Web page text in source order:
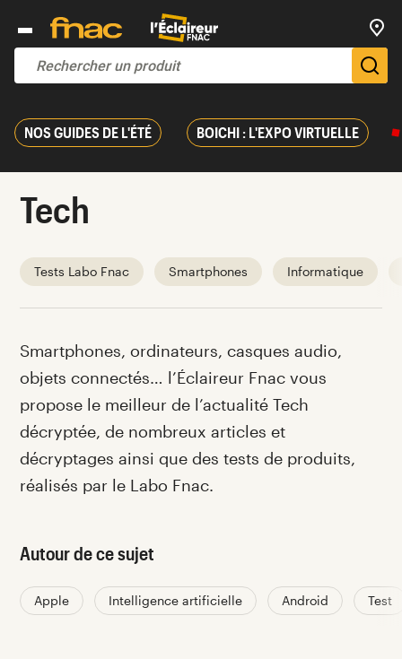
NOS GUIDES DE L'ÉTÉ BOICHI : L'EXPO VIRTUELLE
Tech
Tests Labo Fnac Smartphones Informatique
Introduction
Smartphones, ordinateurs, casques audio,
objets connectés… l’Éclaireur Fnac vous
propose le meilleur de l’actualité Tech
décryptée, de nombreux articles et
décryptages ainsi que des tests de produits,
réalisés par le Labo Fnac.
Autour de ce sujet
Apple Intelligence artificielle Android Test